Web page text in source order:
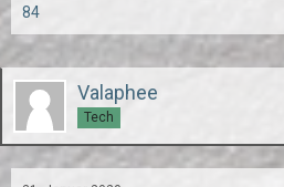
84
Valaphee
Tech